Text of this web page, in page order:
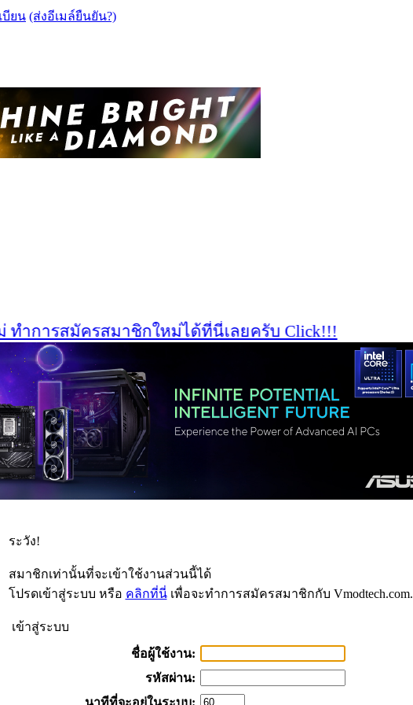
บียน (ส่งอีเมล์ยืนยัน?)
ำการสมัครสมาชิกใหม่ได้ที่นี่เลยครับ Click!!!
ระวัง!
สมาชิกเท่านั้นที่จะเข้าใช้งานส่วนนี้ได้
โปรดเข้าสู่ระบบ หรือ คลิกที่นี่เพื่อจะทำการสมัครสมาชิกกับ Vmodtech.com.
เข้าสู่ระบบ
ชื่อผู้ใช้งาน:
รหัสผ่าน:
นาทีที่จะอยู่ในระบบ: